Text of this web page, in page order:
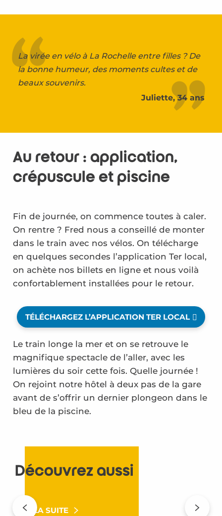
La virée en vélo à La Rochelle entre filles ? De
la bonne humeur, des moments cultes et de
beaux souvenirs.
Juliette, 34 ans
Au retour : application,
crépuscule et piscine
Fin de journée, on commence toutes à caler.
On rentre ? Fred nous a conseillé de monter
dans le train avec nos vélos. On télécharge
en quelques secondes l’application Ter local,
on achète nos billets en ligne et nous voilà
confortablement installées pour le retour.
TÉLÉCHARGEZ L’APPLICATION TER LOCAL
Le train longe la mer et on se retrouve le
magnifique spectacle de l’aller, avec les
lumières du soir cette fois. Quelle journée !
On rejoint notre hôtel à deux pas de la gare
avant de s’offrir un dernier plongeon dans le
bleu de la piscine.
Découvrez aussi
LIRE LA SUITE